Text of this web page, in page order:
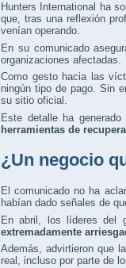
Hunters International ha
que, tras una reflexión
venían operando.
En su comunicado
organizaciones afectadas.
Como gesto hacia las
ningún tipo de pago. Sin
su sitio oficial.
Este detalle ha
herramientas de
¿Un negocio
El comunicado no ha
habían dado señales de
En abril, los líderes del
extremadamente
Además, advirtieron que
real, incluso por parte de